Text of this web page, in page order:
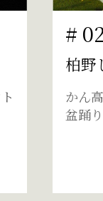
柏野
かん高
盆踊り